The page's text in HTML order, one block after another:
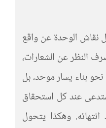
نقاش الوحدة عن واقع
النظر عن الشعارات،
بناء يسار موحد، بل
عند كل استحقاق
وهكذا يتحول